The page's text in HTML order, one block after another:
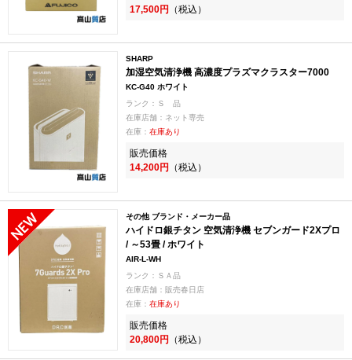
17,500円 （税込）
SHARP
加湿空気清浄機 高濃度プラズマクラスター7000
KC-G40 ホワイト
ランク：Ｓ 品
在庫店舗：ネット専売
在庫： 在庫あり
販売価格
14,200円 （税込）
その他 ブランド・メーカー品
ハイドロ銀チタン 空気清浄機 セブンガード2Xプロ
/ ～53畳 / ホワイト
AIR-L-WH
ランク：ＳＡ品
在庫店舗：販売春日店
在庫： 在庫あり
販売価格
20,800円 （税込）